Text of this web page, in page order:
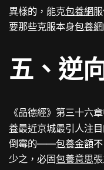
異樣的，能克包養網
要那些克服本身包養網
五、逆
《品德經》第三十六
養最近京城最引人注
倒霉的——包養金額
少之，必固包養意思